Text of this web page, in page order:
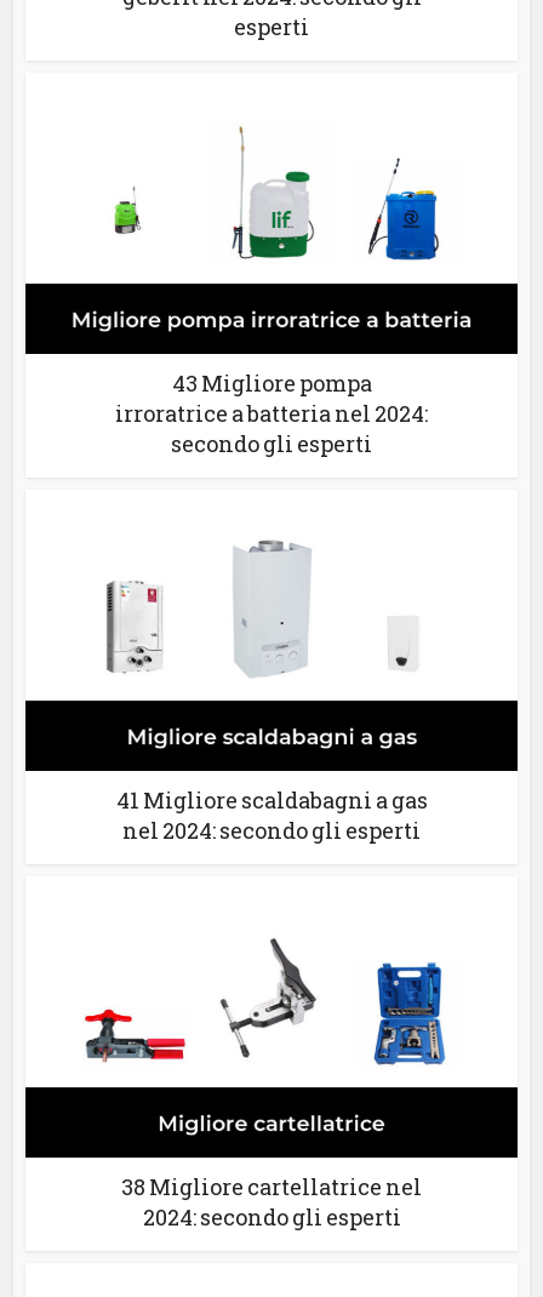
esperti
43 Migliore pompa
irroratrice a batteria nel 2024:
secondo gli esperti
41 Migliore scaldabagni a gas
nel 2024: secondo gli esperti
38 Migliore cartellatrice nel
2024: secondo gli esperti